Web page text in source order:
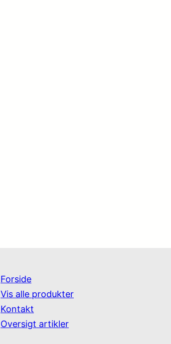
Forside
Vis alle produkter
Kontakt
Oversigt artikler